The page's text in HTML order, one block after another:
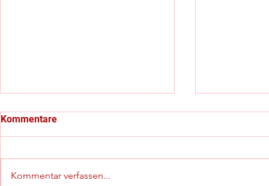
Kommentare
Kommentar verfassen...